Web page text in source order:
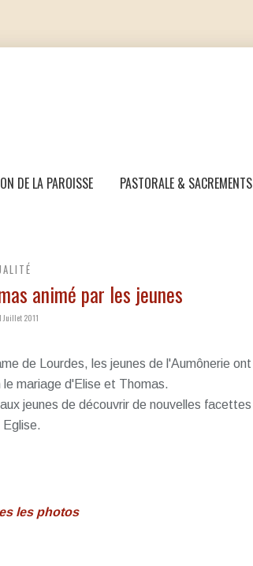
DE LA PAROISSE PASTORALE & SACREMENTS
animé par les jeunes
Juillet 2011
de Lourdes, les jeunes de l'Aumônerie ont
mariage d'Elise et Thomas.
jeunes de découvrir de nouvelles facettes
les photos